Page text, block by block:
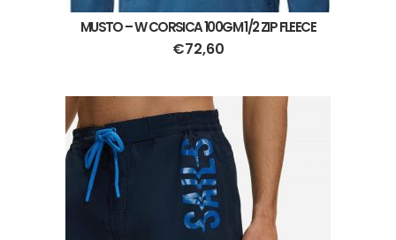
MUSTO – W CORSICA 100GM 1/2 ZIP FLEECE
€72,60